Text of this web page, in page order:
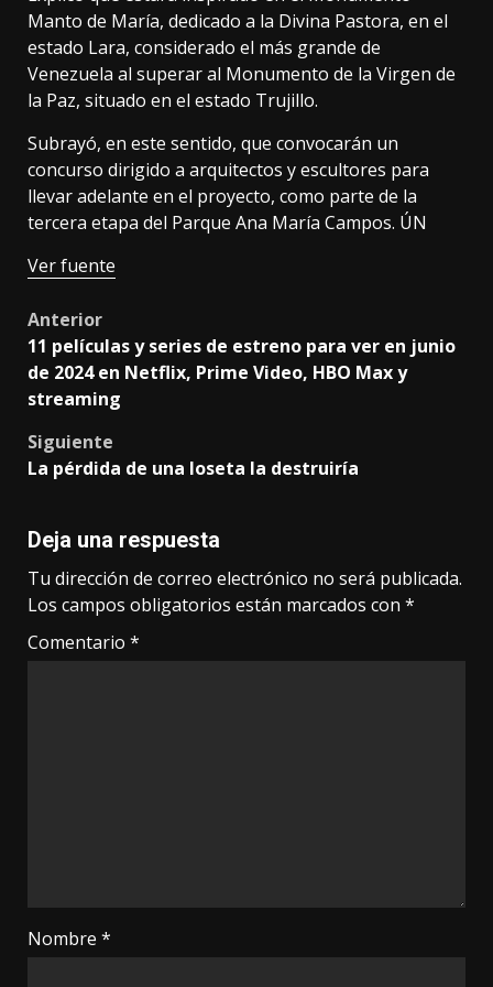
Manto de María, dedicado a la Divina Pastora, en el
estado Lara, considerado el más grande de
Venezuela al superar al Monumento de la Virgen de
la Paz, situado en el estado Trujillo.
Subrayó, en este sentido, que convocarán un
concurso dirigido a arquitectos y escultores para
llevar adelante en el proyecto, como parte de la
tercera etapa del Parque Ana María Campos. ÚN
Ver fuente
Post
navigation
Anterior
11 películas y series de estreno para ver en junio
de 2024 en Netflix, Prime Video, HBO Max y
streaming
Siguiente
La pérdida de una loseta la destruiría
Deja una respuesta
Tu dirección de correo electrónico no será publicada.
Los campos obligatorios están marcados con *
Comentario *
Nombre *